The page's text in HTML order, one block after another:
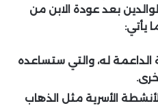
بعد عودة الابن من
يأتي:
الداعمة له، والتي ستساعده
الأسرية مثل الذهاب